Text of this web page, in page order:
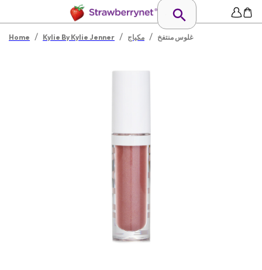
Home / Kylie By Kylie Jenner / مكياج / غلوس منتفخ